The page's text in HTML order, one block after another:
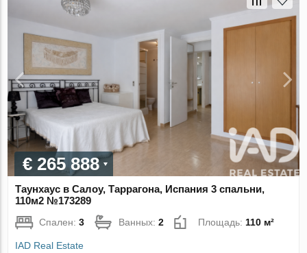
€ 265 888
Таунхаус в Салоу, Таррагона, Испания 3 спальни,
110м2 №173289
Спален:3 Ванных:2 Площадь: 110 м²
IAD Real Estate